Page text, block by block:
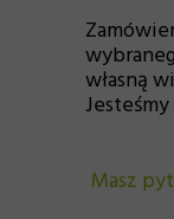
własną
Masz